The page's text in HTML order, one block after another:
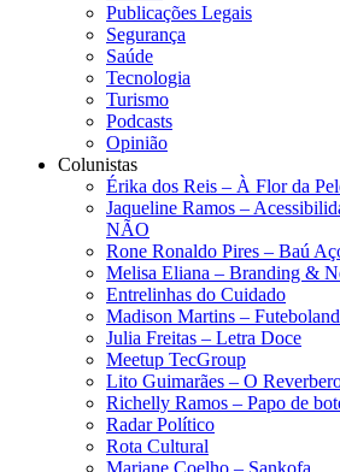
Publicações Legais
Segurança
Saúde
Tecnologia
Turismo
Podcasts
Opinião
Colunistas
Érika dos Reis​ – À Flor da
Jaqueline Ramos –
NÃO
Rone Ronaldo Pires – Baú
Melisa Eliana – Branding &
Entrelinhas do Cuidado
Madison Martins –
Julia Freitas​ – Letra Doce
Meetup TecGroup
Lito Guimarães – O
Richelly Ramos​ – Papo de
Radar Político
Rota Cultural
Mariane Coelho – Sankofa